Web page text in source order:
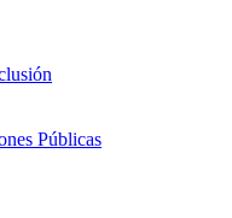
Públicas